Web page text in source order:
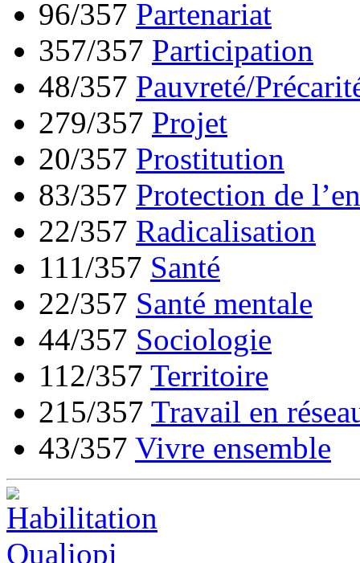
96/357 Partenariat
357/357 Participation
48/357 Pauvreté/
279/357 Projet
20/357 Prostitution
83/357 Protection de
22/357 Radicalisation
111/357 Santé
22/357 Santé mentale
44/357 Sociologie
112/357 Territoire
215/357 Travail en
43/357 Vivre ensemble